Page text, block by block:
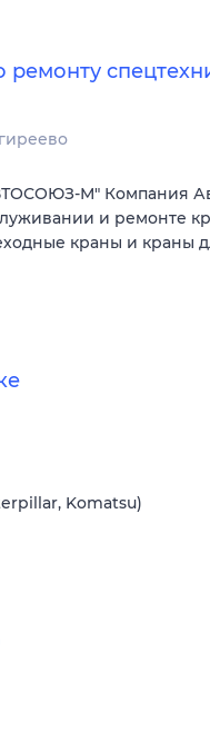
М" Компания
и ремонте
краны и краны
Komatsu)